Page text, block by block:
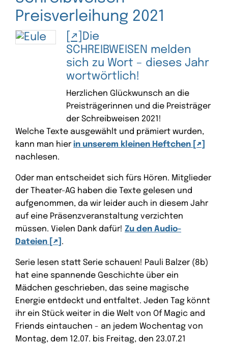
Preisverleihung 2021
Die
SCHREIBWEISEN melden
sich zu Wort – dieses Jahr
wortwörtlich!
Herzlichen Glückwunsch an die
Preisträgerinnen und die Preisträger
der Schreibweisen 2021!
Welche Texte ausgewählt und prämiert wurden,
kann man hier in unserem kleinen Heftchen
nachlesen.
Oder man entscheidet sich fürs Hören. Mitglieder
der Theater-AG haben die Texte gelesen und
aufgenommen, da wir leider auch in diesem Jahr
auf eine Präsenzveranstaltung verzichten
müssen. Vielen Dank dafür! Zu den Audio-
Dateien
.
Serie lesen statt Serie schauen! Pauli Balzer (8b)
hat eine spannende Geschichte über ein
Mädchen geschrieben, das seine magische
Energie entdeckt und entfaltet. Jeden Tag könnt
ihr ein Stück weiter in die Welt von Of Magic and
Friends eintauchen - an jedem Wochentag von
Montag, dem 12.07. bis Freitag, den 23.07.21